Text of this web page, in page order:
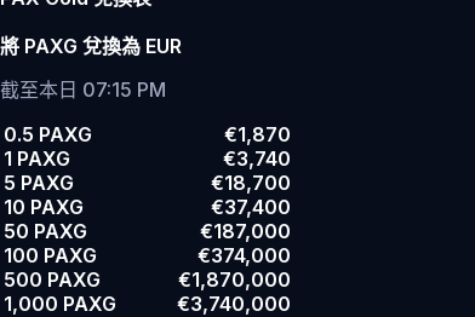
將 PAXG 兌換為 EUR
截至本日 07:15 PM
0.5 PAXG
€1,870
1 PAXG
€3,740
5 PAXG
€18,700
10 PAXG
€37,400
50 PAXG
€187,000
100 PAXG
€374,000
500 PAXG
€1,870,000
1,000 PAXG
€3,740,000